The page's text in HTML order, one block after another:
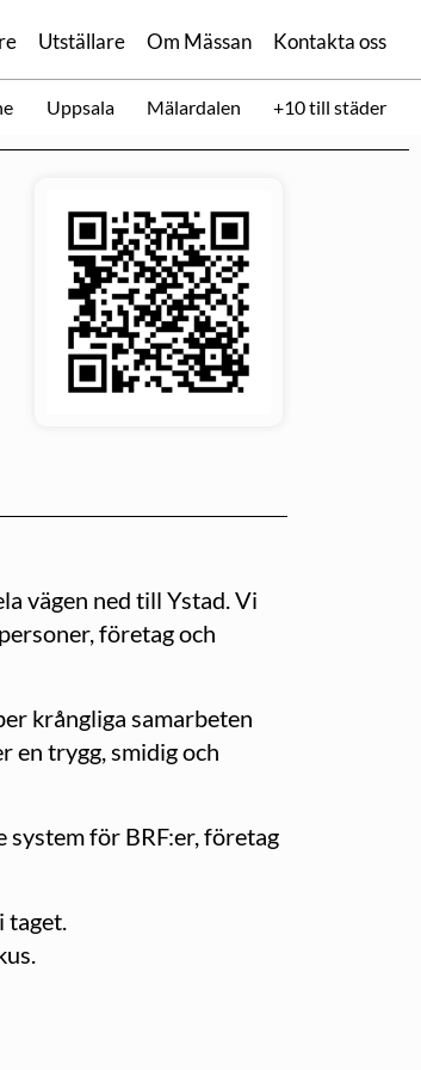
Utställare Om Mässan Kontakta oss
Uppsala Mälardalen +10 till städer
vägen ned till Ystad. Vi
företag och
krångliga samarbeten
en trygg, smidig och
för BRF:er, företag
taget.